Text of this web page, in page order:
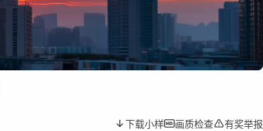
下载小样 画质检查 有奖举报